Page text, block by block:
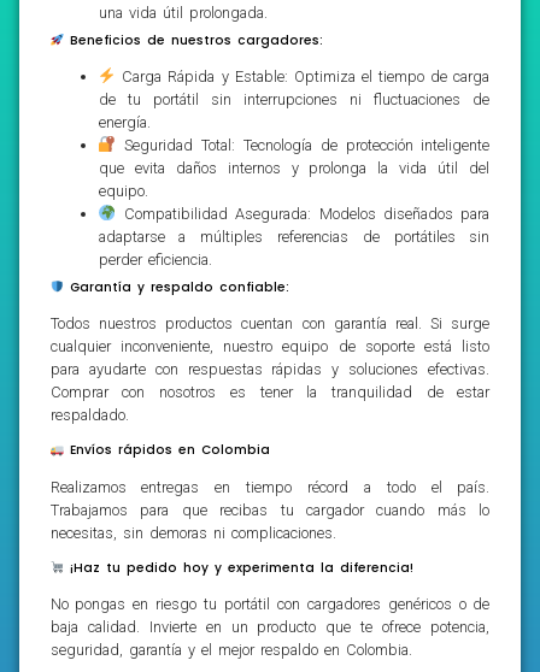
una vida útil prolongada.
Beneficios de nuestros cargadores:
Carga Rápida y Estable: Optimiza el tiempo de carga
de tu portátil sin interrupciones ni fluctuaciones de
energía.
Seguridad Total: Tecnología de protección inteligente
que evita daños internos y prolonga la vida útil del
equipo.
Compatibilidad Asegurada: Modelos diseñados para
adaptarse a múltiples referencias de portátiles sin
perder eficiencia.
Garantía y respaldo confiable:
Todos nuestros productos cuentan con garantía real. Si surge
cualquier inconveniente, nuestro equipo de soporte está listo
para ayudarte con respuestas rápidas y soluciones efectivas.
Comprar con nosotros es tener la tranquilidad de estar
respaldado.
Envíos rápidos en Colombia
Realizamos entregas en tiempo récord a todo el país.
Trabajamos para que recibas tu cargador cuando más lo
necesitas, sin demoras ni complicaciones.
¡Haz tu pedido hoy y experimenta la diferencia!
No pongas en riesgo tu portátil con cargadores genéricos o de
baja calidad. Invierte en un producto que te ofrece potencia,
seguridad, garantía y el mejor respaldo en Colombia.